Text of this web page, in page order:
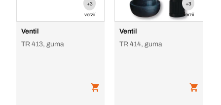
+3
verzií
Ventil
TR 413, guma
+3
verzií
Ventil
TR 414, guma